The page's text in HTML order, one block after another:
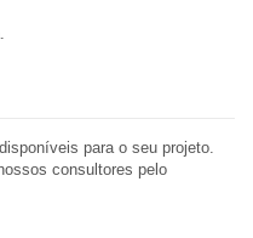
para o seu projeto.
consultores pelo